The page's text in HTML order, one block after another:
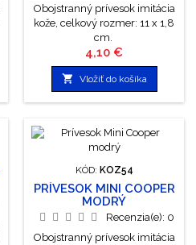
Obojstranný prívesok imitácia
kože, celkový rozmer: 11 x 1,8
cm.
Cena
4,10 €
 Vložiť do košíka
KÓD: KOZ54
PRÍVESOK MINI COOPER
MODRÝ
Recenzia(e): 0
Obojstranný prívesok imitácia